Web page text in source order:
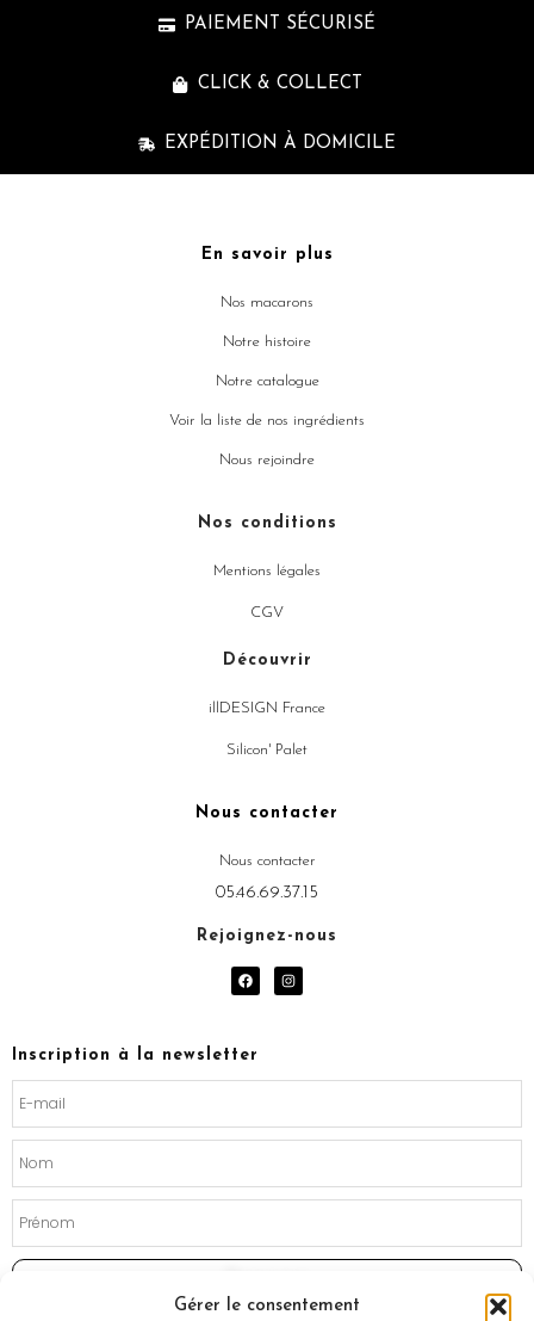
Gérer le consentement
PAIEMENT SÉCURISÉ
CLICK & COLLECT
EXPÉDITION À DOMICILE
En savoir plus
Nos macarons
Notre histoire
Notre catalogue
Voir la liste de nos ingrédients
Nous rejoindre
Nos conditions
Mentions légales
CGV
Découvrir
illDESIGN France
Silicon' Palet
Nous contacter
Nous contacter
05.46.69.37.15
Rejoignez-nous
F
a
o
I
n
Inscription à la newsletter